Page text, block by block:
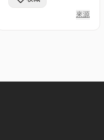
來源